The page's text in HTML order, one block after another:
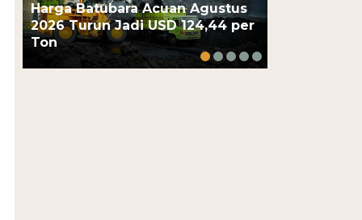
Harga Batubara Acuan Agustus
2026 Turun Jadi USD 124,44 per
Ton